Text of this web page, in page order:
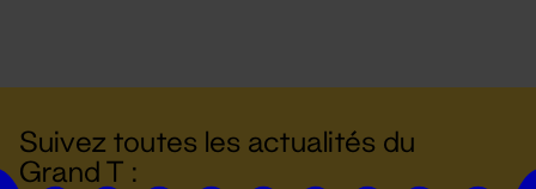
Suivez toutes les actualités du
Grand T :